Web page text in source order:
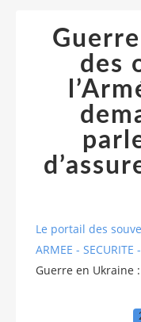
des
Le portail des
ARMEE - SECURITE
Guerre en Ukraine